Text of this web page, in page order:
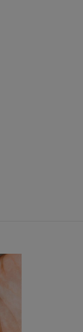
und
Richtlinie
zugelassene
TO GO-